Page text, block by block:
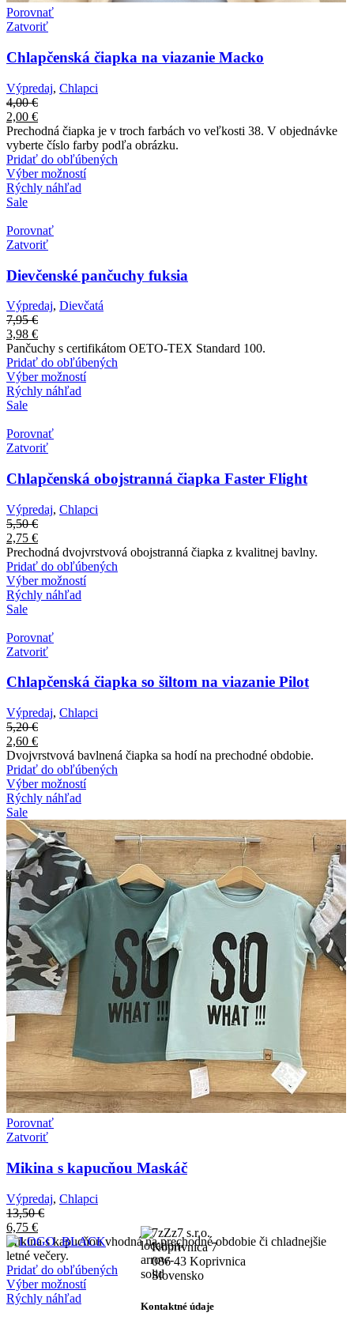
Porovnať
Zatvoriť
Chlapčenská čiapka na viazanie Macko
Výpredaj, Chlapci
4,00€
2,00 €
Prechodná čiapka je v troch farbách vo veľkosti 38. V objednávke
vyberte číslo farby podľa obrázku.
Pridať do obľúbených
Výber možností
Rýchly náhľad
Sale
Porovnať
Zatvoriť
Dievčenské pančuchy fuksia
Výpredaj, Dievčatá
7,95€
3,98 €
Pančuchy s certifikátom OETO-TEX Standard 100.
Pridať do obľúbených
Výber možností
Rýchly náhľad
Sale
Porovnať
Zatvoriť
Chlapčenská obojstranná čiapka Faster Flight
Výpredaj, Chlapci
5,50€
2,75 €
Prechodná dvojvrstvová obojstranná čiapka z kvalitnej bavlny.
Pridať do obľúbených
Výber možností
Rýchly náhľad
Sale
Porovnať
Zatvoriť
Chlapčenská čiapka so šiltom na viazanie Pilot
Výpredaj, Chlapci
5,20€
2,60 €
Dvojvrstvová bavlnená čiapka sa hodí na prechodné obdobie.
Pridať do obľúbených
Výber možností
Rýchly náhľad
Sale
Porovnať
Zatvoriť
Mikina s kapucňou Maskáč
Výpredaj, Chlapci
13,50€
6,75 €
Mikina s kapucňou vhodná na prechodné obdobie či chladnejšie
letné večery.
Pridať do obľúbených
Výber možností
Rýchly náhľad
7zZz7 s.r.o.
Koprivnica 7
086 43 Koprivnica
Slovensko
Kontaktné údaje